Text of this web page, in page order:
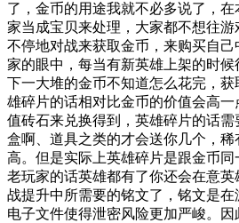
了，金币的用途我就不必多说了，
家当成宝贝来处理，大家都不想往
不停地对战来获取金币，来购买自
家的眼中，每当有新英雄上架的时候
下一大堆的金币不知道怎么花完，
雄碎片的话相对比金币的价值会高
值砖石来兑换得到，英雄碎片的话
盒啊、道具之类的才会送你几个，
高。但是实际上英雄碎片是跟金币
老玩家的话英雄都有了你还会在意
战提升中所需要的铭文了，铭文是
电子文件使得泄密风险更加严峻。